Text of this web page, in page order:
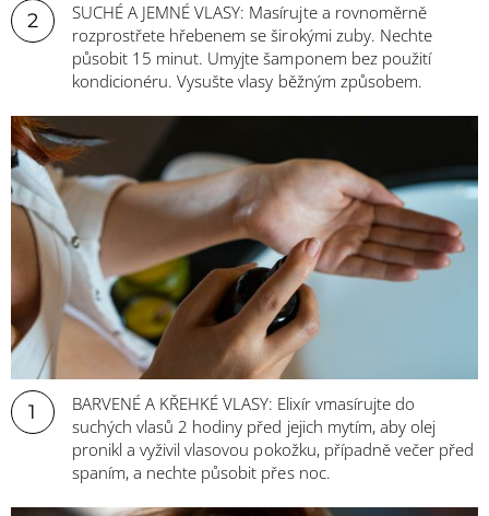
2
SUCHÉ A JEMNÉ VLASY: Masírujte a rovnoměrně
rozprostřete hřebenem se širokými zuby. Nechte
působit 15 minut. Umyjte šamponem bez použití
kondicionéru. Vysušte vlasy běžným způsobem.
1
BARVENÉ A KŘEHKÉ VLASY: Elixír vmasírujte do
suchých vlasů 2 hodiny před jejich mytím, aby olej
pronikl a vyživil vlasovou pokožku, případně večer před
spaním, a nechte působit přes noc.